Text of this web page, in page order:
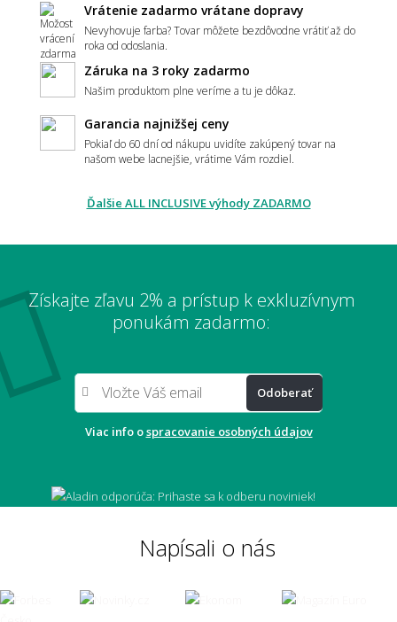
Ako spoznám kvalitný metrážny koberec?
Aký typ vlasu je najvhodnejší - slučkový,
alebo strihaný?
Môžem si nechať zaslať vopred vzorku
materiálu?
Robia sa aj metráže z vlny?
Je metrážny koberec zdravotne neškodný?
Vrátenie zadarmo vrátane dopravy
Nevyhovuje farba? Tovar môžete bezdôvodne vrátiť až do
roka od odoslania.
Záruka na 3 roky zadarmo
Našim produktom plne veríme a tu je dôkaz.
Garancia najnižšej ceny
Pokiaľ do 60 dní od nákupu uvidíte zakúpený tovar na
našom webe lacnejšie, vrátime Vám rozdiel.
Ďalšie ALL INCLUSIVE výhody ZADARMO
Získajte zľavu 2% a prístup k exkluzívnym
ponukám zadarmo:
Odoberať
Viac info ospracovanie osobných údajov
Napísali o nás